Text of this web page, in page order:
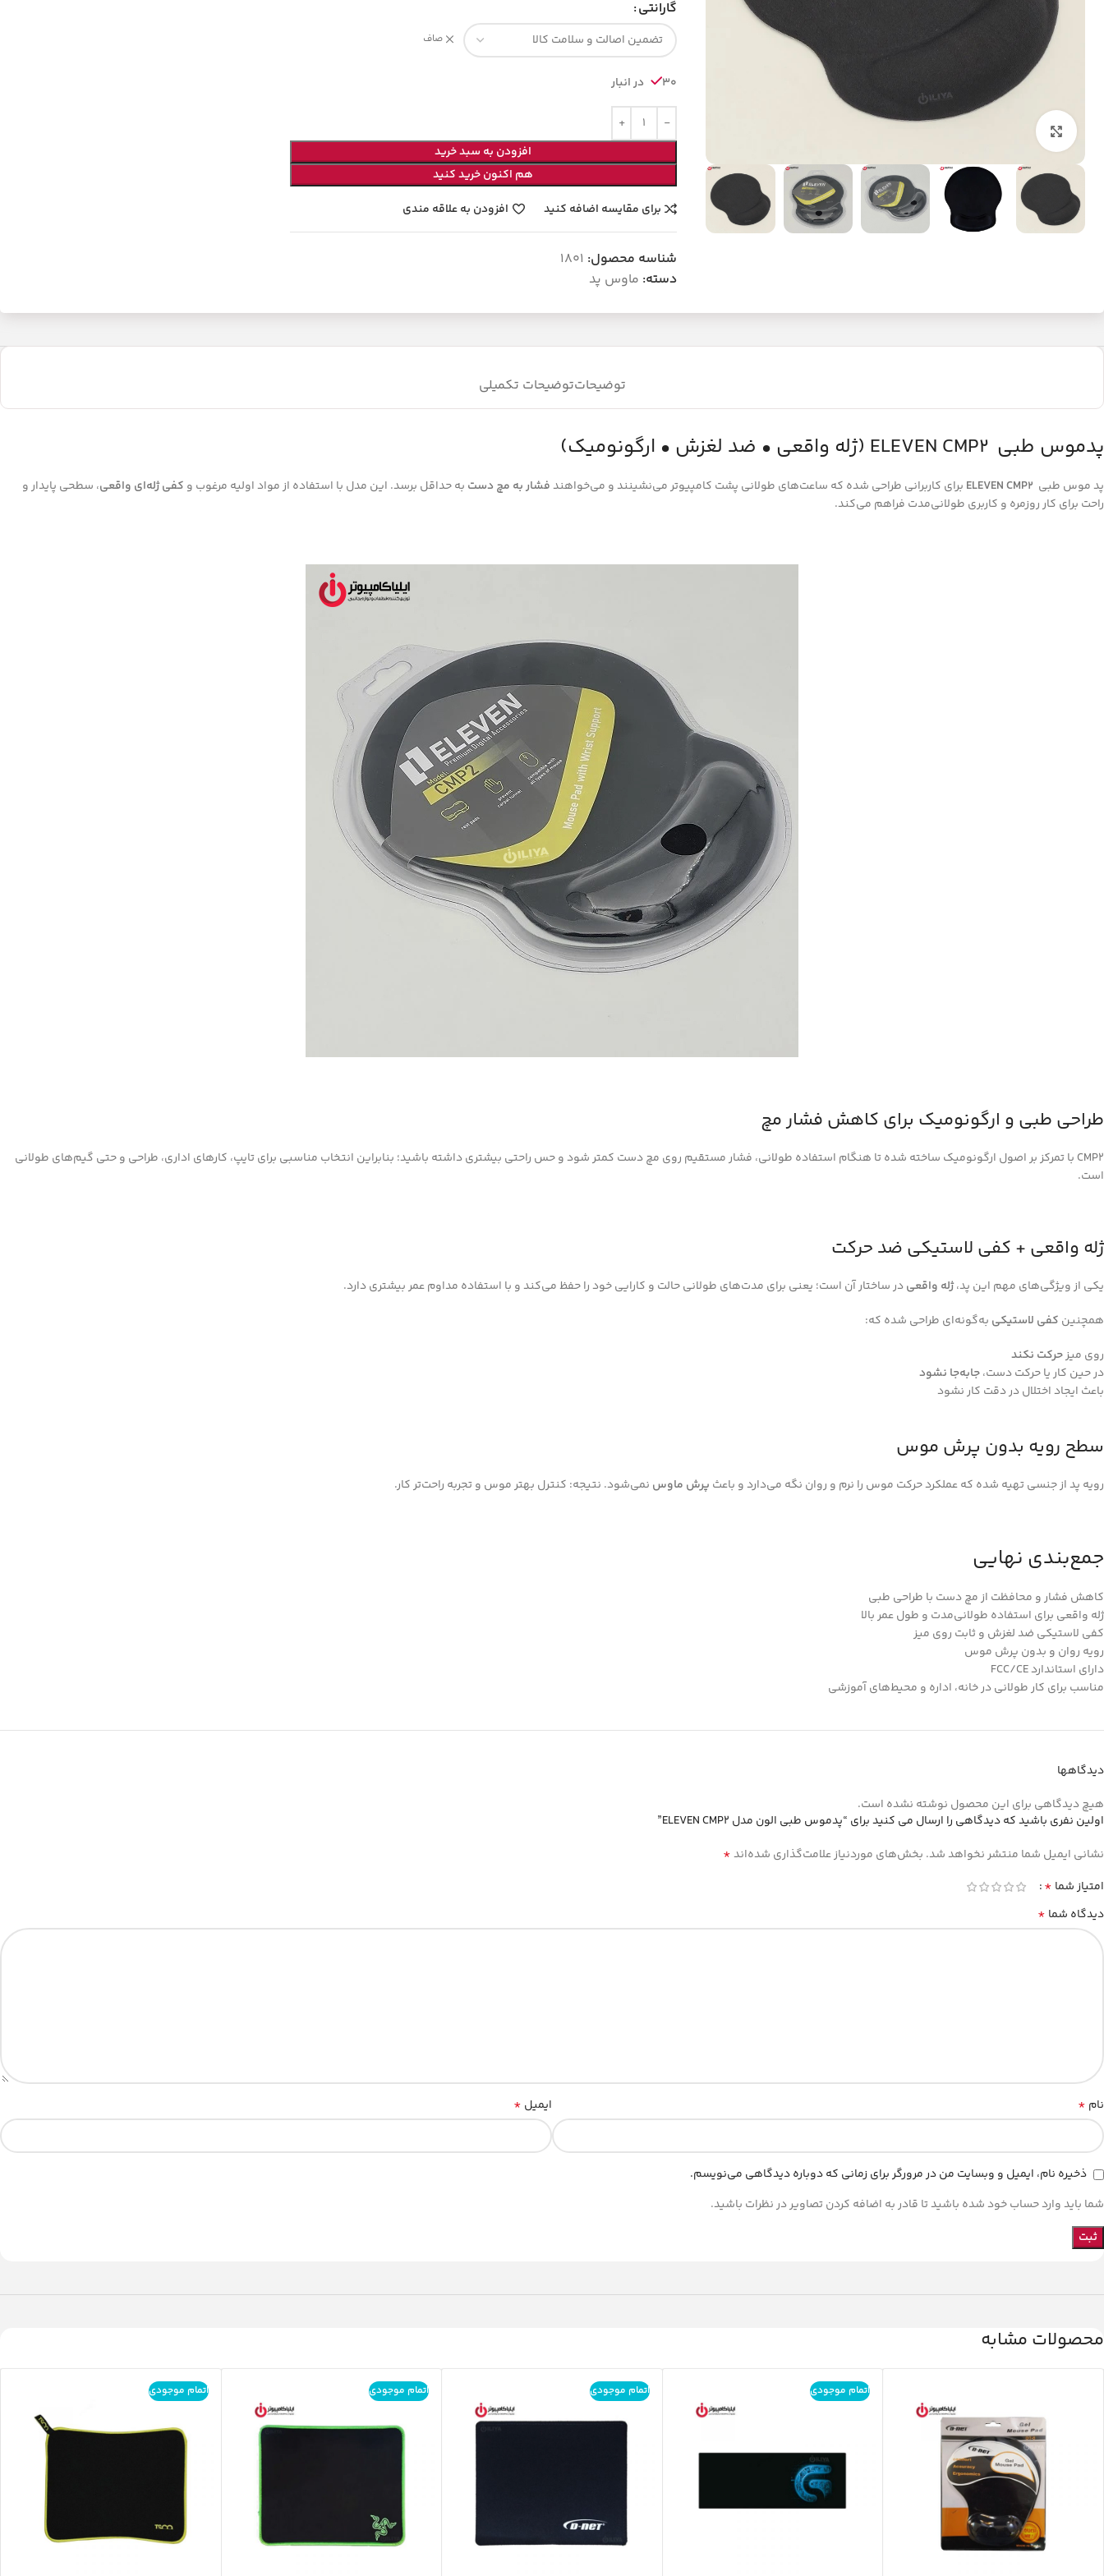
گارانتی
صاف
30 در انبار
افزودن به سبد خرید
هم اکنون خرید کنید
برای مقایسه اضافه کنید
افزودن به علاقه مندی
شناسه محصول: 1801
دسته: ماوس پد
توضیحاتتوضیحات تکمیلی
پدموس طبی ELEVEN CMP2 (ژله واقعی • ضد لغزش • ارگونومیک)
پد موس طبی ELEVEN CMP2 برای کاربرانی طراحی شده که ساعت‌های طولانی پشت کامپیوتر می‌نشینند و می‌خواهندفشار به مچ دست به حداقل برسد. این مدل با استفاده از مواد اولیه مرغوب و کفی ژله‌ای واقعی، سطحی پایدار و
راحت برای کار روزمره و کاربری طولانی‌مدت فراهم می‌کند.
طراحی طبی و ارگونومیک برای کاهش فشار مچ
CMP2 با تمرکز بر اصول ارگونومیک ساخته شده تا هنگام استفاده طولانی، فشار مستقیم روی مچ دست کمتر شود و حس راحتی بیشتری داشته باشید؛ بنابراین انتخاب مناسبی برای تایپ، کارهای اداری، طراحی و حتی گیم‌های طولانی
است.
ژله واقعی + کفی لاستیکی ضد حرکت
یکی از ویژگی‌های مهم این پد،ژله واقعیدر ساختار آن است؛ یعنی برای مدت‌های طولانی حالت و کارایی خود را حفظ می‌کند و با استفاده مداوم عمر بیشتری دارد.
همچنین کفی لاستیکی به‌گونه‌ای طراحی شده که:
روی میزحرکت نکند
در حین کار یا حرکت دست،جابه‌جا نشود
باعث ایجاد اختلال در دقت کار نشود
سطح رویه بدون پرش موس
رویه پد از جنسی تهیه شده که عملکرد حرکت موس را نرم و روان نگه می‌دارد و باعث پرش ماوس نمی‌شود. نتیجه: کنترل بهتر موس و تجربه راحت‌تر کار.
جمع‌بندی نهایی
کاهش فشار و محافظت از مچ دست با طراحی طبی
ژله واقعی برای استفاده طولانی‌مدت و طول عمر بالا
کفی لاستیکی ضد لغزش و ثابت روی میز
رویه روان و بدون پرش موس
دارای استاندارد FCC/CE
مناسب برای کار طولانی در خانه، اداره و محیط‌های آموزشی
دیدگاهها
هیچ دیدگاهی برای این محصول نوشته نشده است.
اولین نفری باشید که دیدگاهی را ارسال می کنید برای “پدموس طبی الون مدل ELEVEN CMP2”
نشانی ایمیل شما منتشر نخواهد شد. بخش‌های موردنیاز علامت‌گذاری شده‌اند*
امتیاز شما *
دیدگاه شما *
نام * ایمیل *
ذخیره نام، ایمیل و وبسایت من در مرورگر برای زمانی که دوباره دیدگاهی می‌نویسم.
شما باید وارد حساب خود شده باشید تا قادر به اضافه کردن تصاویر در نظرات باشید.
محصولات مشابه
اتمام موجودی اتمام موجودی اتمام موجودی اتمام موجودی